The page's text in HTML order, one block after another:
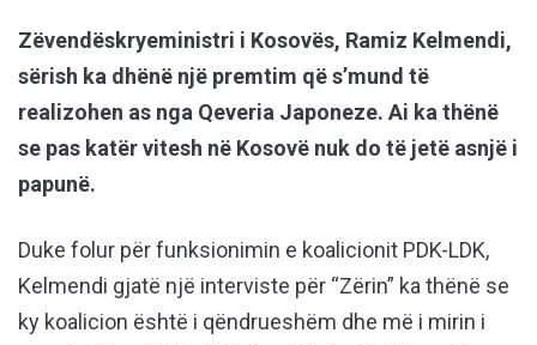
Zëvendëskryeministri i Kosovës, Ramiz Kelmendi,
sërish ka dhënë një premtim që s’mund të
realizohen as nga Qeveria Japoneze. Ai ka thënë
se pas katër vitesh në Kosovë nuk do të jetë asnjë i
papunë.
Duke folur për funksionimin e koalicionit PDK-LDK,
Kelmendi gjatë një interviste për “Zërin” ka thënë se
ky koalicion është i qëndrueshëm dhe më i mirin i